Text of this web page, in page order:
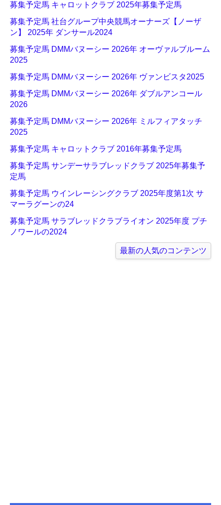
募集予定馬 キャロットクラブ 2025年募集予定馬
募集予定馬 社台グループ中央競馬オーナーズ【ノーザ
ン】 2025年 ダンサール2024
募集予定馬 DMMバヌーシー 2026年 オーヴァルブルーム
2025
募集予定馬 DMMバヌーシー 2026年 ヴァンビスタ2025
募集予定馬 DMMバヌーシー 2026年 ダブルアンコール
2026
募集予定馬 DMMバヌーシー 2026年 ミルフィアタッチ
2025
募集予定馬 キャロットクラブ 2016年募集予定馬
募集予定馬 サンデーサラブレッドクラブ 2025年募集予
定馬
募集予定馬 ウインレーシングクラブ 2025年度第1次 サ
マーラグーンの24
募集予定馬 サラブレッドクラブライオン 2025年度 プチ
ノワールの2024
最新の人気のコンテンツ